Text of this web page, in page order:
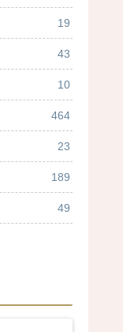
19
43
10
464
23
189
49